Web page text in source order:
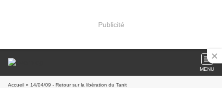
Publicité
MENU
Accueil » 14/04/09 - Retour sur la libération du Tanit